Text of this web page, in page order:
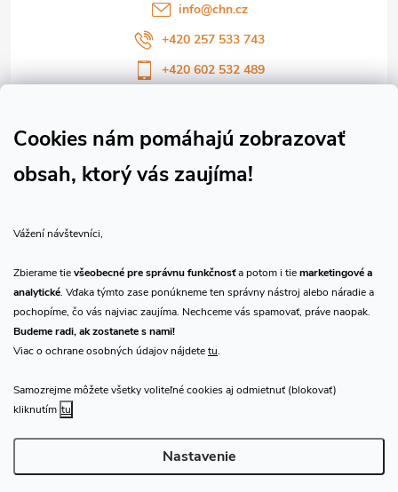
Cookies nám pomáhajú zobrazovať
obsah, ktorý vás zaujíma!
Vážení návštevníci,
Zbierame tievšeobecné pre správnu funkčnosťa potom i tiemarketingové a
analytické. Vďaka týmto zase ponúkneme ten správny nástroj alebo náradie a
pochopíme, čo vás najviac zaujíma. Nechceme vás spamovať, práve naopak.
Budeme radi, ak zostanete s nami!
Viac o ochrane osobných údajov nájdetetu.
Samozrejme môžete všetky voliteľné cookies aj odmietnuť (blokovať)
kliknutím tu
Nastavenie
info@chn.cz
+420 257 533 743
+420 602 532 489
Sledujte náš vlog CHN_CZ
Prijímame online platby
Copyright 2026CHN.cz. Všetky práva vyhradené.Upraviť nastavenie